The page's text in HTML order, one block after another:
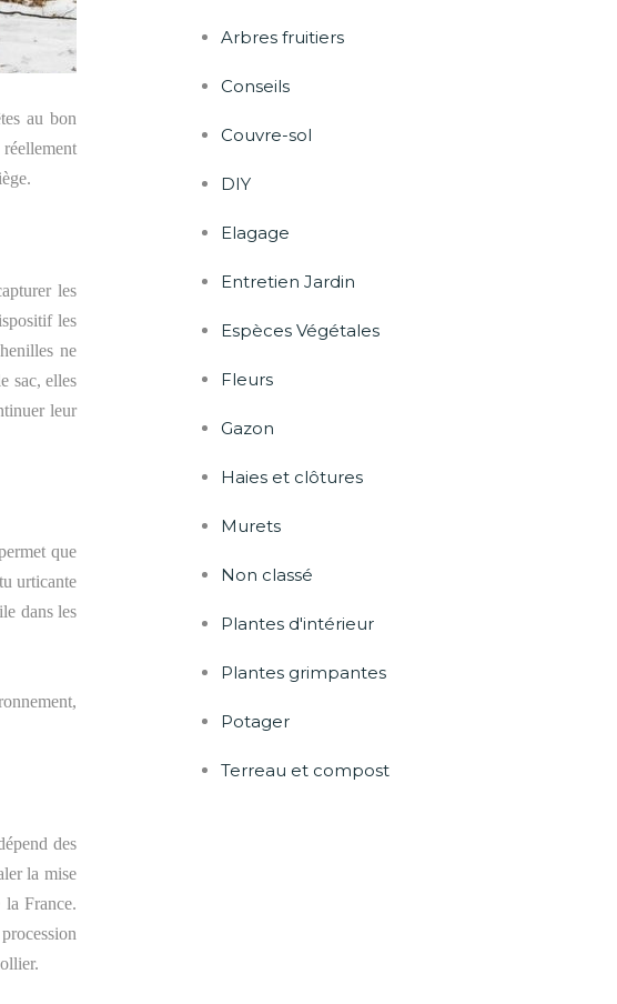
au bon
les
les
ne
sac, elles
leur
que
urticante
dans les
des
la mise
la France.
Arbres fruitiers
Conseils
Couvre-sol
DIY
Elagage
Entretien Jardin
Espèces Végétales
Fleurs
Gazon
Haies et clôtures
Murets
Non classé
Plantes d'intérieur
Plantes grimpantes
Potager
Terreau et compost